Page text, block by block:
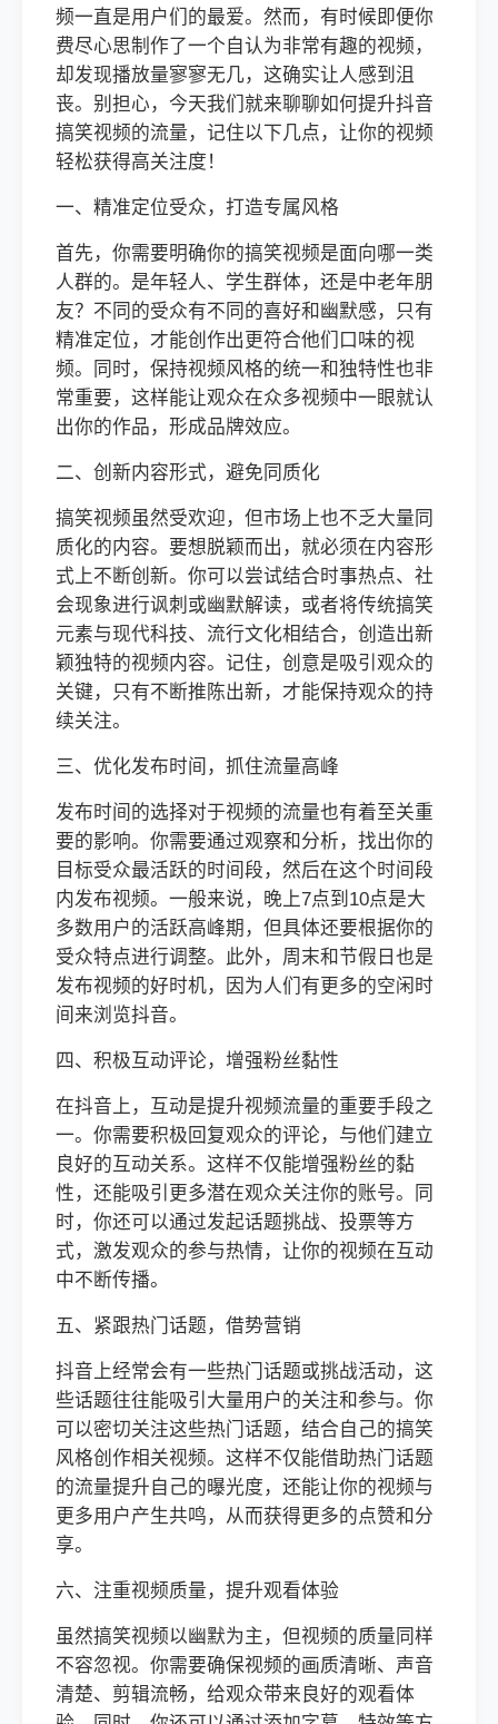
频一直是用户们的最爱。然而，有时候即便你
费尽心思制作了一个自认为非常有趣的视频，
却发现播放量寥寥无几，这确实让人感到沮
丧。别担心，今天我们就来聊聊如何提升抖音
搞笑视频的流量，记住以下几点，让你的视频
轻松获得高关注度！
一、精准定位受众，打造专属风格
首先，你需要明确你的搞笑视频是面向哪一类
人群的。是年轻人、学生群体，还是中老年朋
友？不同的受众有不同的喜好和幽默感，只有
精准定位，才能创作出更符合他们口味的视
频。同时，保持视频风格的统一和独特性也非
常重要，这样能让观众在众多视频中一眼就认
出你的作品，形成品牌效应。
二、创新内容形式，避免同质化
搞笑视频虽然受欢迎，但市场上也不乏大量同
质化的内容。要想脱颖而出，就必须在内容形
式上不断创新。你可以尝试结合时事热点、社
会现象进行讽刺或幽默解读，或者将传统搞笑
元素与现代科技、流行文化相结合，创造出新
颖独特的视频内容。记住，创意是吸引观众的
关键，只有不断推陈出新，才能保持观众的持
续关注。
三、优化发布时间，抓住流量高峰
发布时间的选择对于视频的流量也有着至关重
要的影响。你需要通过观察和分析，找出你的
目标受众最活跃的时间段，然后在这个时间段
内发布视频。一般来说，晚上7点到10点是大
多数用户的活跃高峰期，但具体还要根据你的
受众特点进行调整。此外，周末和节假日也是
发布视频的好时机，因为人们有更多的空闲时
间来浏览抖音。
四、积极互动评论，增强粉丝黏性
在抖音上，互动是提升视频流量的重要手段之
一。你需要积极回复观众的评论，与他们建立
良好的互动关系。这样不仅能增强粉丝的黏
性，还能吸引更多潜在观众关注你的账号。同
时，你还可以通过发起话题挑战、投票等方
式，激发观众的参与热情，让你的视频在互动
中不断传播。
五、紧跟热门话题，借势营销
抖音上经常会有一些热门话题或挑战活动，这
些话题往往能吸引大量用户的关注和参与。你
可以密切关注这些热门话题，结合自己的搞笑
风格创作相关视频。这样不仅能借助热门话题
的流量提升自己的曝光度，还能让你的视频与
更多用户产生共鸣，从而获得更多的点赞和分
享。
六、注重视频质量，提升观看体验
虽然搞笑视频以幽默为主，但视频的质量同样
不容忽视。你需要确保视频的画质清晰、声音
清楚、剪辑流畅，给观众带来良好的观看体